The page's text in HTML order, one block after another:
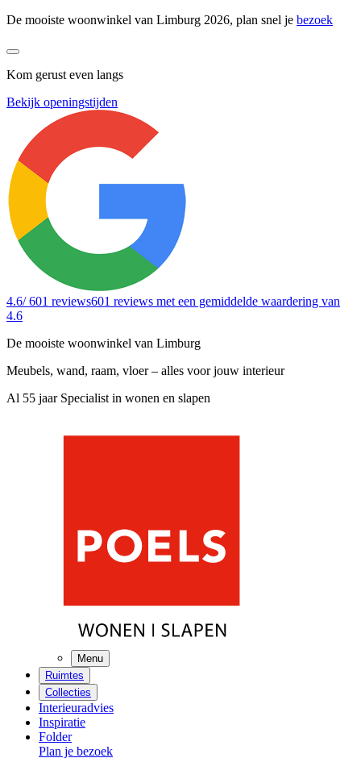
De mooiste woonwinkel van Limburg 2026, plan snel je bezoek
Kom gerust even langs
Bekijk openingstijden
4.6/ 601 reviews601 reviews met een gemiddelde waardering van
4.6
De mooiste woonwinkel van Limburg
Meubels, wand, raam, vloer – alles voor jouw interieur
Al 55 jaar Specialist in wonen en slapen
Menu
Ruimtes
Collecties
Interieuradvies
Inspiratie
Folder
Plan je bezoek